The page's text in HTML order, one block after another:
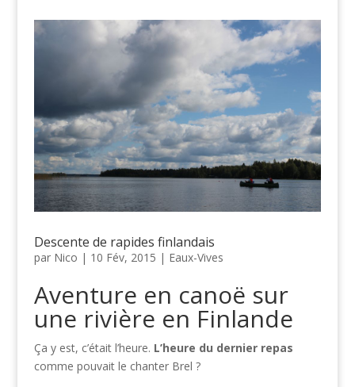
Descente de rapides finlandais
par Nico | 10 Fév, 2015 | Eaux-Vives
Aventure en canoë sur
une rivière en Finlande
Ça y est, c’était l’heure. L’heure du dernier repas
comme pouvait le chanter Brel ?